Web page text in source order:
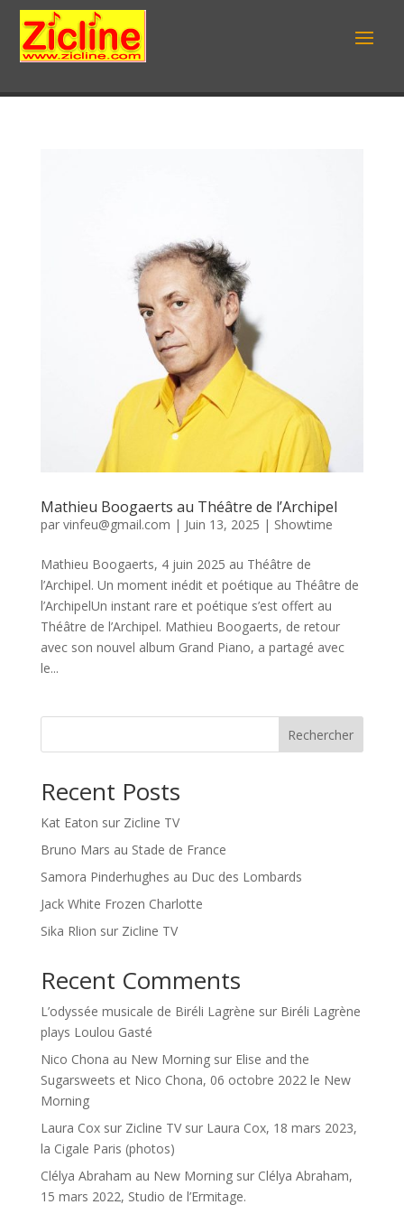
Mathieu Boogaerts au Théâtre de l’Archipel
par vinfeu@gmail.com | Juin 13, 2025 | Showtime
Mathieu Boogaerts, 4 juin 2025 au Théâtre de
l’Archipel. Un moment inédit et poétique au Théâtre de
l’ArchipelUn instant rare et poétique s’est offert au
Théâtre de l’Archipel. Mathieu Boogaerts, de retour
avec son nouvel album Grand Piano, a partagé avec
le...
Rechercher
Recent Posts
Kat Eaton sur Zicline TV
Bruno Mars au Stade de France
Samora Pinderhughes au Duc des Lombards
Jack White Frozen Charlotte
Sika Rlion sur Zicline TV
Recent Comments
L’odyssée musicale de Biréli Lagrène sur Biréli Lagrène
plays Loulou Gasté
Nico Chona au New Morningsur Elise and the
Sugarsweets et Nico Chona, 06 octobre 2022 le New
Morning
Laura Cox sur Zicline TVsur Laura Cox, 18 mars 2023,
la Cigale Paris (photos)
Clélya Abraham au New Morningsur Clélya Abraham,
15 mars 2022, Studio de l’Ermitage.